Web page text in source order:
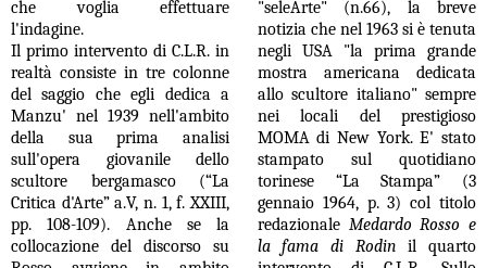
che voglia effettuare
l'indagine.
Il primo intervento di C.L.R. in
realtà consiste in tre colonne
del saggio che egli dedica a
Manzu' nel 1939 nell'ambito
della sua prima analisi
sull'opera giovanile dello
scultore bergamasco (“La
Critica d'Arte” a.V, n. 1, f. XXIII,
pp. 108-109). Anche se la
collocazione del discorso su
"seleArte" (n.66), la breve
notizia che nel 1963 si è tenuta
negli USA "la prima grande
mostra americana dedicata
allo scultore italiano" sempre
nei locali del prestigioso
MOMA di New York. E' stato
stampato sul quotidiano
torinese “La Stampa” (3
gennaio 1964, p. 3) col titolo
redazionale Medardo Rosso e
la fama di Rodinil quarto